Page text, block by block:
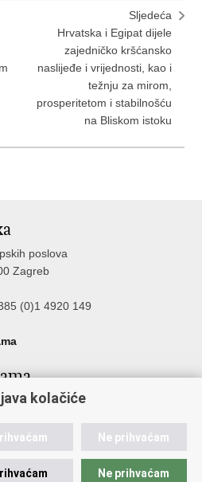
Sljedeća
Hrvatska i Egipat dijele
zajedničko kršćansko
naslijeđe i vrijednosti, kao i
težnju za mirom,
prosperitetom i stabilnošću
na Bliskom istoku
poslova
Zagreb
(0)1 4920 149
kolačiće
Ne prihvaćam
Ne prihvaćam